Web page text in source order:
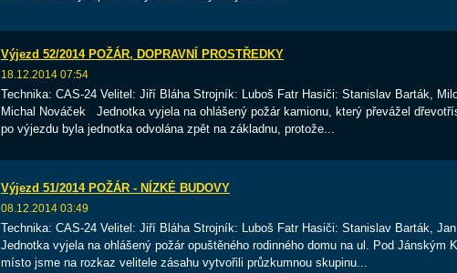
Výjezd 52/2014 POŽÁR, DOPRAVNÍ PROSTŘEDKY
18.12.2014 07:54
Technika: CAS-24 Velitel: Jiří Bláha Strojník: Luboš Fatr Hasiči: Stanislav Barták,
Michal Nováček Jednotka vyjela na ohlášený požár kamionu, který převážel
po výjezdu byla jednotka odvolána zpět na základnu, protože...
Výjezd 51/2014 POŽÁR - NÍZKÉ BUDOVY
08.12.2014 03:49
Technika: CAS-24 Velitel: Jiří Bláha Strojník: Luboš Fatr Hasiči: Stanislav Barták,
Jednotka vyjela na ohlášený požár opuštěného rodinného domu na ul. Pod Jánským
místo jsme na rozkaz velitele zásahu vytvořili průzkumnou skupinu...